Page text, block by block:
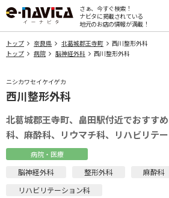
さぁ、今すぐ検索！
ナビタに掲載されている
地元のお店の情報が満載！
トップ 奈良県 北葛城郡王寺町
西川整形外科
トップ
病院 脳神経外科 西川整形外科
ニシカワセイケイゲカ
西川整形外科
北葛城郡王寺町、畠田駅付近でおすす
科、麻酔科、リウマチ科、リハビリテ
病院・医療
脳神経外科 整形外科 麻酔科
リハビリテーション科